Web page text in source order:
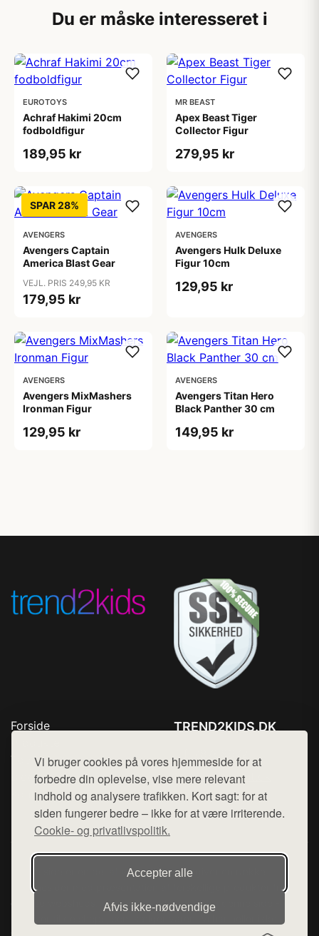
Vi bruger cookies på vores hjemmeside for at
forbedre din oplevelse, vise mere relevant
indhold og analysere trafikken. Kort sagt: for at
siden fungerer bedre – ikke for at være irriterende.
Cookie- og privatlivspolitik.
Accepter alle
Afvis ikke‑nødvendige
Du er måske interesseret i
EUROTOYS
Achraf Hakimi 20cm
fodboldfigur
189,95 kr
MR BEAST
Apex Beast Tiger
Collector Figur
279,95 kr
SPAR 28%
AVENGERS
Avengers Captain
America Blast Gear
VEJL. PRIS 249,95 KR
179,95 kr
AVENGERS
Avengers Hulk Deluxe
Figur 10cm
129,95 kr
AVENGERS
Avengers MixMashers
Ironman Figur
129,95 kr
AVENGERS
Avengers Titan Hero
Black Panther 30 cm
149,95 kr
Forside
Top Rabatter
Blog
Kontakt
TREND2KIDS.DK
Mail: hej@want.dk
Cookie- og privatlivspolitik
Denne side er en del af want.dk, der udgiver en række
hjemmesider med præsentation af forskellige produkter fra
diverse webshops. Der sælges ikke varer fra denne side - vi
henviser til de shops, som sælger varen. Vi har heller ikke